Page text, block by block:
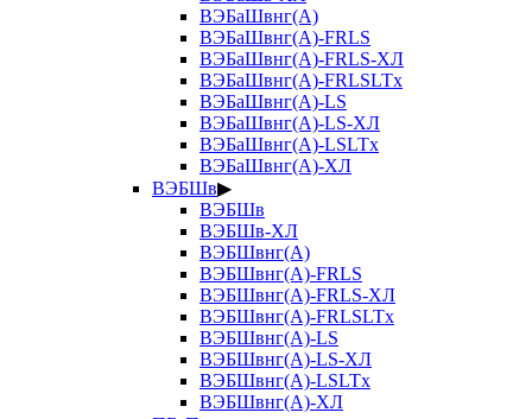
ВЭБаШвнг(А)
ВЭБаШвнг(А)-FRLS
ВЭБаШвнг(А)-FRLS-ХЛ
ВЭБаШвнг(А)-FRLSLTx
ВЭБаШвнг(А)-LS
ВЭБаШвнг(А)-LS-ХЛ
ВЭБаШвнг(А)-LSLTx
ВЭБаШвнг(А)-ХЛ
ВЭБШв▶
ВЭБШв
ВЭБШв-ХЛ
ВЭБШвнг(А)
ВЭБШвнг(А)-FRLS
ВЭБШвнг(А)-FRLS-ХЛ
ВЭБШвнг(А)-FRLSLTx
ВЭБШвнг(А)-LS
ВЭБШвнг(А)-LS-ХЛ
ВЭБШвнг(А)-LSLTx
ВЭБШвнг(А)-ХЛ